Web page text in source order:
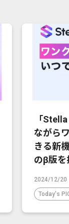
「
ながら
きる新
のβ版を
2024/12/20
Today's